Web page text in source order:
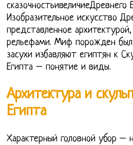
сказочностьивеличиеДревнего
Изобразительное искусство
представленное
рельефами. Миф порожден был
засухи избавляют египтян к
Египта – понятие и виды.
Архитектура и
Египта
Характерный головной убор –